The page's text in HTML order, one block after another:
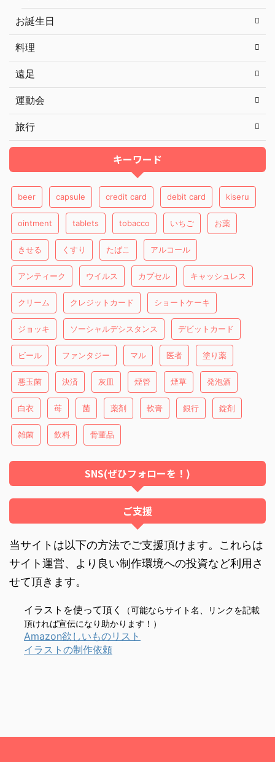
お誕生日
料理
遠足
運動会
旅行
キーワード
beer capsule credit card debit card kiseru
ointment tablets tobacco いちご お薬
きせる くすり たばこ アルコール
アンティーク ウイルス カプセル キャッシュレス
クリーム クレジットカード ショートケーキ
ジョッキ ソーシャルデシスタンス デビットカード
ビール ファンタジー マル 医者 塗り薬
悪玉菌 決済 灰皿 煙管 煙草 発泡酒
白衣 苺 菌 薬剤 軟膏 銀行 錠剤
雑菌 飲料 骨董品
SNS(ぜひフォローを！)
ご支援
当サイトは以下の方法でご支援頂けます。これらは
サイト運営、より良い制作環境への投資など利用さ
せて頂きます。
イラストを使って頂く
（可能ならサイト名、リンクを記載
頂ければ宣伝になり助かります！）
Amazon欲しいものリスト
イラストの制作依頼